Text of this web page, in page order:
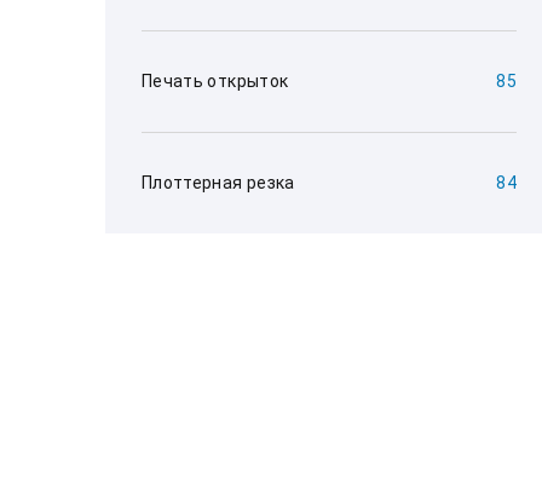
Печать открыток 85
Плоттерная резка 84